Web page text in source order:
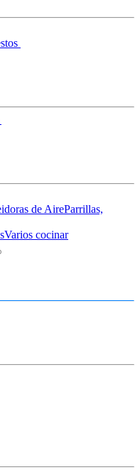
de AireParrillas,
Varios cocinar